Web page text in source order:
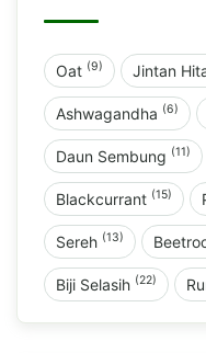
Oat (9) Jintan
Ashwagandha (6)
Daun Sembung (11)
Blackcurrant (15)
Sereh (13)
Biji Selasih (22)